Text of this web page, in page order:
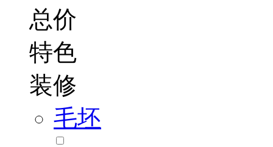
总价
特色
装修
毛坯